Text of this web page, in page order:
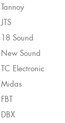
Tannoy
JTS
18 Sound
New Sound
TC Electronic
Midas
FBT
DBX